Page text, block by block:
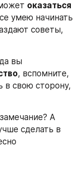
оказаться
умею начинать
советы,
вы
, вспомните,
в свою сторону,
А
сделать в